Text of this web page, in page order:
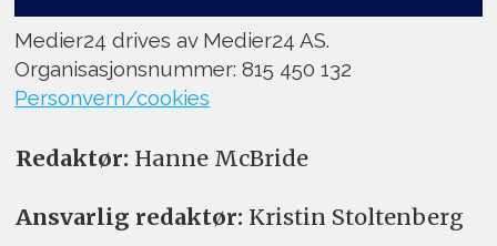
Medier24 drives av Medier24 AS.
Organisasjonsnummer: 815 450 132
Personvern/cookies
Redaktør: Hanne McBride
Ansvarlig redaktør: Kristin Stoltenberg